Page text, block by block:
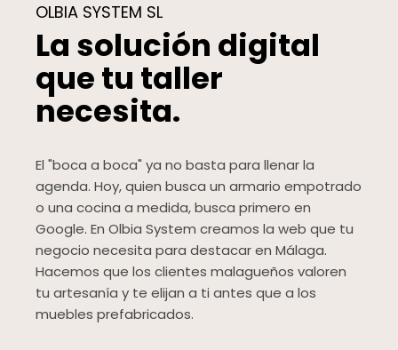
OLBIA SYSTEM SL
La solución digital
que tu taller
necesita.
El "boca a boca" ya no basta para llenar la
agenda. Hoy, quien busca un armario empotrado
o una cocina a medida, busca primero en
Google. En Olbia System creamos la web que tu
negocio necesita para destacar en Málaga.
Hacemos que los clientes malagueños valoren
tu artesanía y te elijan a ti antes que a los
muebles prefabricados.